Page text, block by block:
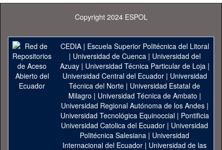
Copyright 2024 ESPOL
CEDIA| Escuela Superior Politécnica del Litoral
| Universidad de Cuenca| Universidad del
Azuay| Universidad Técnica Particular de Loja|
Universidad Central del Ecuador| Universidad
Técnica del Norte | Universidad Estatal de
Milagro | Universidad Técnica de Ambato |
Universidad Regional Autónoma de los Andes|
Universidad Tecnológica Equinoccial| Pontificia
Universidad Catolica del Ecuador | Universidad
Politécnica Salesiana | Universidad
Internacional del Ecuador | Universidad de las